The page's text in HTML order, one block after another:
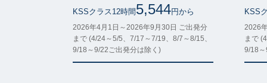
KSSクラス12時間 5,544円から
2026年4月1日～2026年9月30日 ご出発分
まで (4/24～5/5、7/17～7/19、8/7～8/15、
9/18～9/22ご出発分は除く)
KSS
2026
まで
9/18